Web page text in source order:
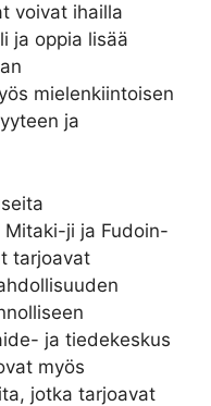
voivat ihailla
ja oppia lisää
mielenkiintoisen
ja
ji ja Fudoin-
tarjoavat
ja tiedekeskus
myös
jotka tarjoavat